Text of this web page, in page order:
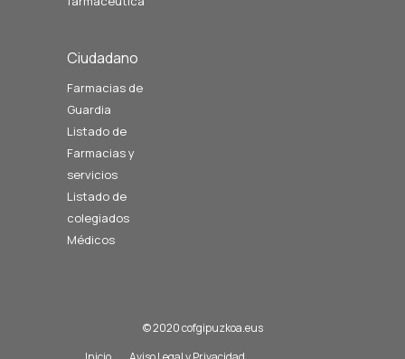
Ciudadano
Farmacias de
Guardia
Listado de
Farmacias y
servicios
Listado de
colegiados
Médicos
© 2020 cofgipuzkoa.eus